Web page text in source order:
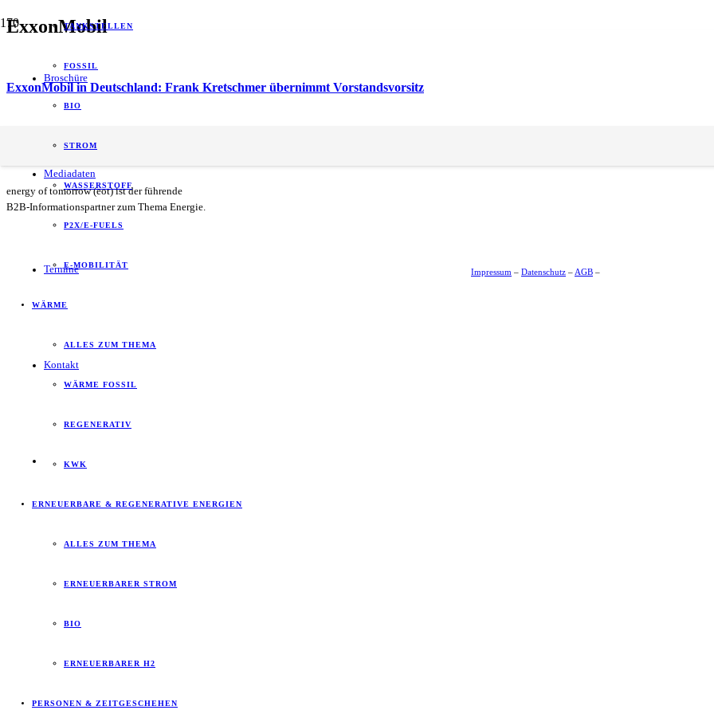
Broschüre
Mediadaten
Termine
Kontakt
TANKSTELLEN
FOSSIL
BIO
STROM
WASSERSTOFF
P2X/E-FUELS
E-MOBILITÄT
WÄRME
ALLES ZUM THEMA
WÄRME FOSSIL
REGENERATIV
KWK
ERNEUERBARE & REGENERATIVE ENERGIEN
ALLES ZUM THEMA
ERNEUERBARER STROM
BIO
ERNEUERBARER H2
PERSONEN & ZEITGESCHEHEN
ExxonMobil
ExxonMobil in Deutschland: Frank Kretschmer übernimmt Vorstandsvorsitz
energy of tomorrow (eot) ist der führende
B2B-Informationspartner zum Thema Energie.
Impressum – Datenschutz – AGB –